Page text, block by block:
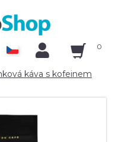
0
káva s kofeinem